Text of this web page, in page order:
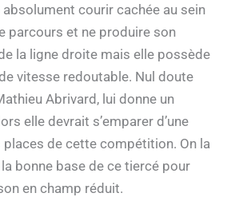
courir cachée au sein
parcours et ne produire son
la ligne droite mais elle possède
vitesse redoutable. Nul doute
Abrivard, lui donne un
elle devrait s’emparer d’une
de cette compétition. On la
bonne base de ce tiercé pour
en champ réduit.